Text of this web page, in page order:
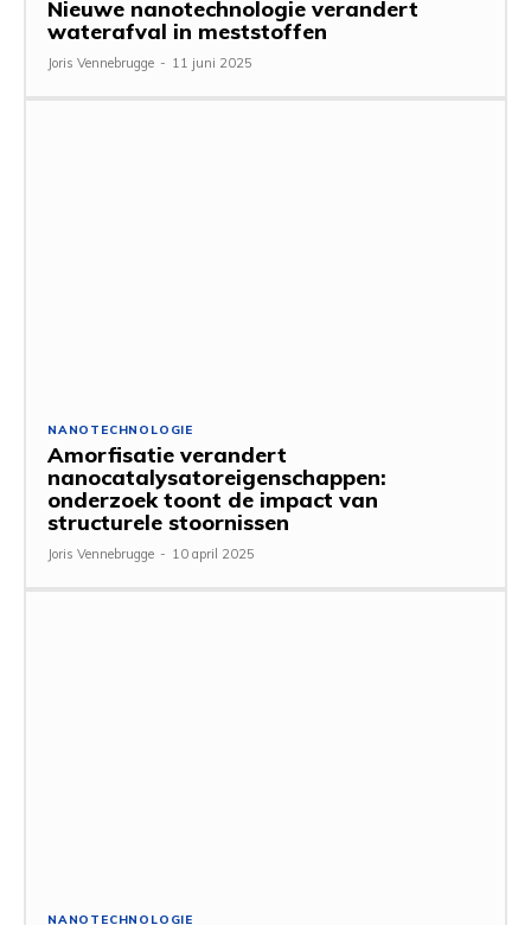
Nieuwe nanotechnologie verandert
waterafval in meststoffen
Joris Vennebrugge - 11 juni 2025
NANOTECHNOLOGIE
Amorfisatie verandert
nanocatalysatoreigenschappen:
onderzoek toont de impact van
structurele stoornissen
Joris Vennebrugge - 10 april 2025
NANOTECHNOLOGIE